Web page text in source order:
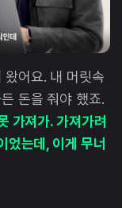
어요. 내 머릿속
돈을 줘야 했죠.
가져가. 가져가려
었는데, 이게 무너